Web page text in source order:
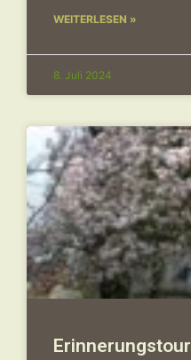
WEITERLESEN »
8. Juli 2024
Erinnerungstour